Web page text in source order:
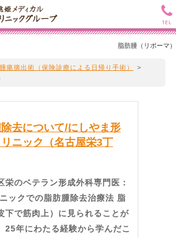
脂肪腫（リポーマ）
瘍摘出術（保険診療による日帰り手術）
>
去について/にしやま形
ニック（名古屋栄3丁
栄のベテラン形成外科専門医：
ックでの脂肪腫除去治療法 脂
下で筋肉上）に見られることが
25年にわたる経験から学んだこ
TEL